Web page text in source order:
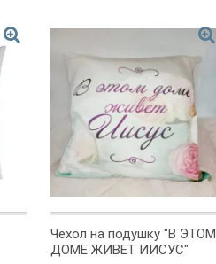
Чехол на подушку "В ЭТОМ
ДОМЕ ЖИВЕТ ИИСУС"